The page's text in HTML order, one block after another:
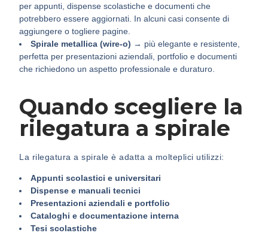
per appunti, dispense scolastiche e documenti che
potrebbero essere aggiornati. In alcuni casi consente di
aggiungere o togliere pagine.
Spirale metallica (wire-o) → più elegante e resistente,
perfetta per presentazioni aziendali, portfolio e documenti
che richiedono un aspetto professionale e duraturo.
Quando scegliere la
rilegatura a spirale
La rilegatura a spirale è adatta a molteplici utilizzi:
Appunti scolastici e universitari
Dispense e manuali tecnici
Presentazioni aziendali e portfolio
Cataloghi e documentazione interna
Tesi scolastiche